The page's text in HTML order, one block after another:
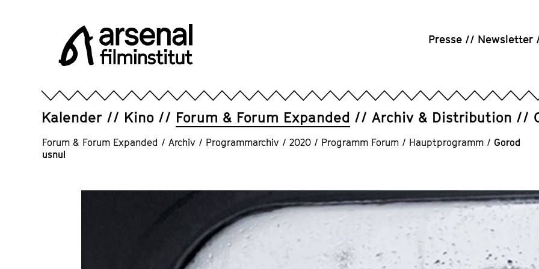
Filminstitut
Presse Newsletter
Kalender Kino Forum & Forum Expanded Archiv & Distribution
Forum & Forum Expanded / Archiv / Programmarchiv / 2020 / Programm Forum / Hauptprogramm / Gorod
usnul